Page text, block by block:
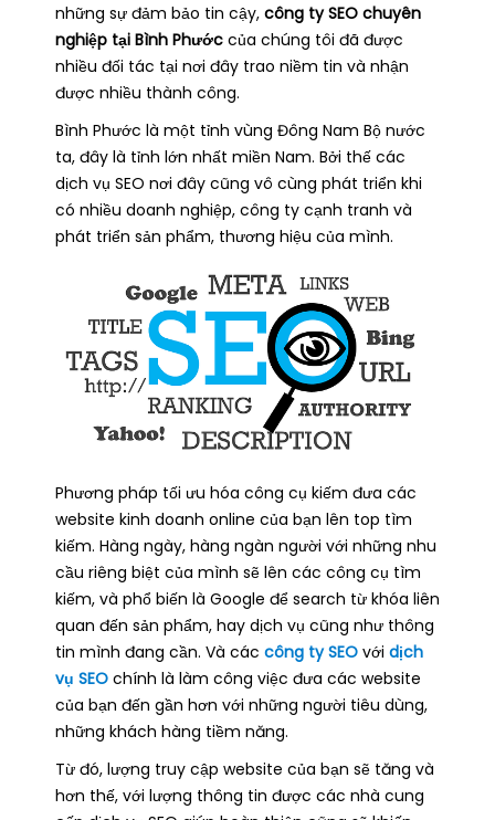
những sự đảm bảo tin cậy, công ty SEO chuyên
nghiệp tại Bình Phước của chúng tôi đã được
nhiều đối tác tại nơi đây trao niềm tin và nhận
được nhiều thành công.
Bình Phước là một tỉnh vùng Đông Nam Bộ nước
ta, đây là tỉnh lớn nhất miền Nam. Bởi thế các
dịch vụ SEO nơi đây cũng vô cùng phát triển khi
có nhiều doanh nghiệp, công ty cạnh tranh và
phát triển sản phẩm, thương hiệu của mình.
Phương pháp tối ưu hóa công cụ kiếm đưa các
website kinh doanh online của bạn lên top tìm
kiếm. Hàng ngày, hàng ngàn người với những nhu
cầu riêng biệt của mình sẽ lên các công cụ tìm
kiếm, và phổ biến là Google để search từ khóa liên
quan đến sản phẩm, hay dịch vụ cũng như thông
tin mình đang cần. Và các công ty SEO với dịch
vụ SEOchính là làm công việc đưa các website
của bạn đến gần hơn với những người tiêu dùng,
những khách hàng tiềm năng.
Từ đó, lượng truy cập website của bạn sẽ tăng và
hơn thế, với lượng thông tin được các nhà cung